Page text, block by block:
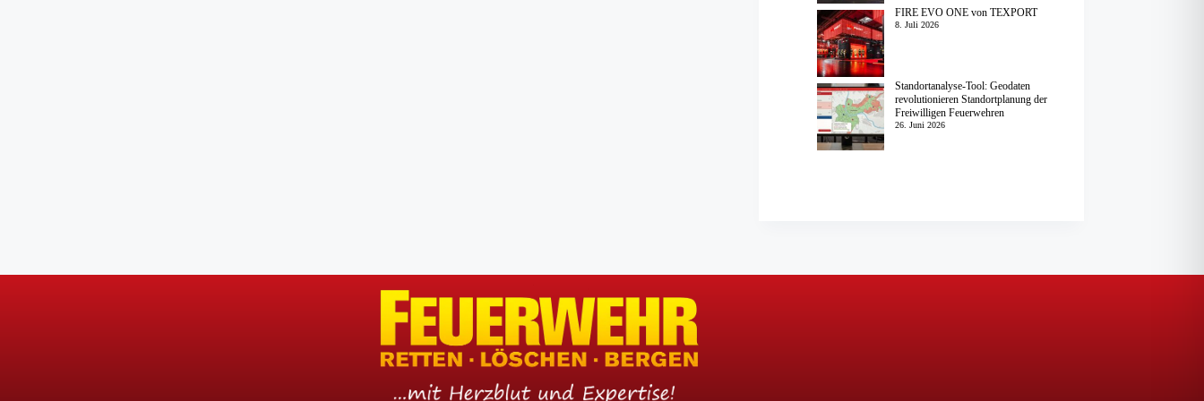
FIRE EVO ONE von TEXPORT
8. Juli 2026
Standortanalyse-Tool: Geodaten
revolutionieren Standortplanung der
Freiwilligen Feuerwehren
26. Juni 2026